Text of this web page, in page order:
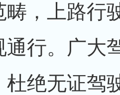
畴，上路行
通行。广大
杜绝无证驾